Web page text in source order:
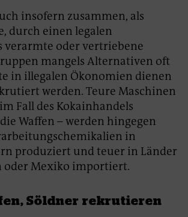
insofern zusammen, als
durch einen legalen
verarmte oder vertriebene
mangels Alternativen oft
in illegalen Ökonomien dienen
werden. Teure Maschinen
Fall des Kokainhandels
Waffen – werden hingegen
in
produziert und teuer in Länder
oder Mexiko importiert.
Söldner rekrutieren